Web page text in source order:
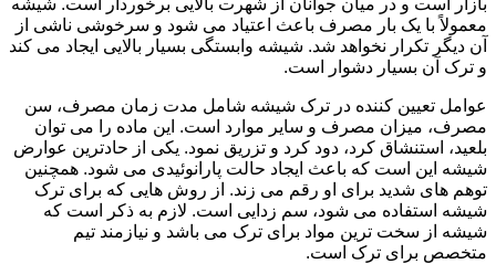
بازار است و در میان جوانان از شهرت بالایی برخوردار است. شیشه
معمولاً با یک بار مصرف باعث اعتیاد می شود و سرخوشی ناشی از
آن دیگر تکرار نخواهد شد. شیشه وابستگی بسیار بالایی ایجاد می کند
و ترک آن بسیار دشوار است.
عوامل تعیین کننده در ترک شیشه شامل مدت زمان مصرف، سن
مصرف، میزان مصرف و سایر موارد است. این ماده را می توان
بلعید، استنشاق کرد، دود کرد و تزریق نمود. یکی از حادترین عوارض
شیشه این است که باعث ایجاد حالت پارانوئیدی می شود. همچنین
توهم های شدید برای او رقم می زند. از روش هایی که برای ترک
شیشه استفاده می شود، سم زدایی است. لازم به ذکر است که
شیشه از سخت ترین مواد برای ترک می باشد و نیازمند تیم
متخصص برای ترک است.